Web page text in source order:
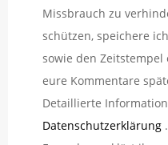
Missbrauch zu
schützen, speichere
sowie den
eure Kommentare
Detaillierte
Datenschutzerklärung